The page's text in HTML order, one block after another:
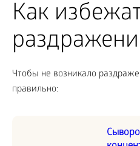
Как
Чтобы не возникало
правильно: